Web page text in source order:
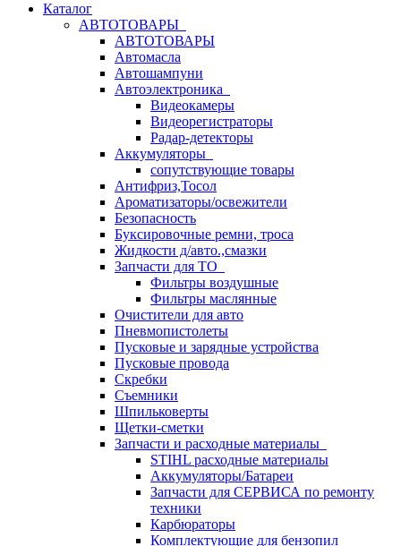
Каталог
АВТОТОВАРЫ
АВТОТОВАРЫ
Автомасла
Автошампуни
Автоэлектроника
Видеокамеры
Видеорегистраторы
Радар-детекторы
Аккумуляторы
сопутствующие товары
Антифриз,Тосол
Ароматизаторы/освежители
Безопасность
Буксировочные ремни, троса
Жидкости д/авто.,смазки
Запчасти для ТО
Фильтры воздушные
Фильтры маслянные
Очистители для авто
Пневмопистолеты
Пусковые и зарядные устройства
Пусковые провода
Скребки
Съемники
Шпильковерты
Щетки-сметки
Запчасти и расходные материалы
STIHL расходные материалы
Аккумуляторы/Батареи
Запчасти для СЕРВИСА по ремонту
техники
Карбюраторы
Комплектующие для бензопил